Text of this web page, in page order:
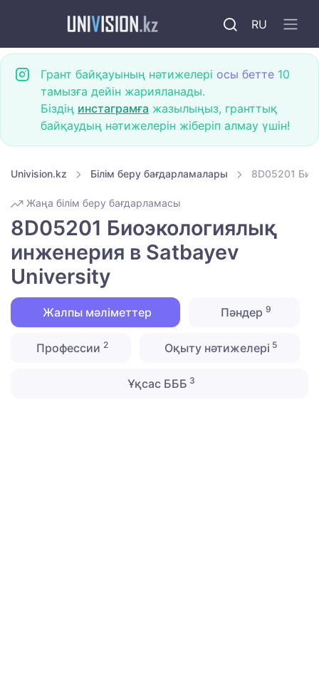
RU
Грант байқауының нәтижелері осы бетте 10
тамызға дейін жарияланады.
Біздің инстаграмға жазылыңыз, гранттық
байқаудың нәтижелерін жіберіп алмау үшін!
Univision.kz Білім беру бағдарламалары 8D05201
Жаңа білім беру бағдарламасы
8D05201 Биоэкологиялық
инженерия в Satbayev
University
Жалпы мәліметтер Пәндер 9
Профессии 2 Оқыту нәтижелері 5
Ұқсас БББ 3